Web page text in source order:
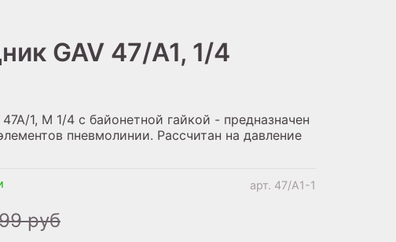
арт. 47/A1-1
GAV 47/A1, 1/4
руб
1, M 1/4 с байонетной гайкой - предназначен
пневмолинии. Рассчитан на давление